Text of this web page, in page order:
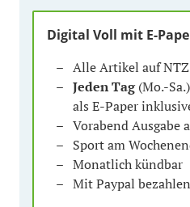
Digital Voll mit E-
Alle Artikel auf
Jeden Tag(Mo.-
als E-Paper
Vorabend Ausgabe
Sport am
Monatlich kündbar
Mit Paypal bezahlen